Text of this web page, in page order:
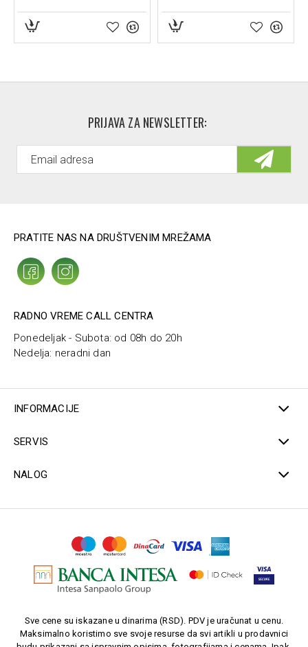
PRIJAVA ZA NEWSLETTER:
PRATITE NAS NA DRUŠTVENIM MREŽAMA
RADNO VREME CALL CENTRA
Ponedeljak - Subota: od 08h do 20h
Nedelja: neradni dan
INFORMACIJE
SERVIS
NALOG
Sve cene su iskazane u dinarima (RSD). PDV je uračunat u cenu.
Maksimalno koristimo sve svoje resurse da svi artikli u prodavnici